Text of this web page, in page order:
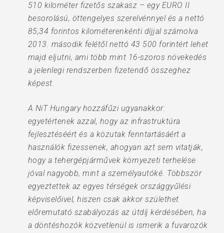
510 kilométer fizetős szakasz – egy EURO II
besorolású, öttengelyes szerelvénnyel és a nettó
85,34 forintos kilométerenkénti díjjal számolva
2013. második felétől nettó 43 500 forintért lehet
majd eljutni, ami több mint 16-szoros növekedés
a jelenlegi rendszerben fizetendő összeghez
képest.
A NiT Hungary hozzáfűzi ugyanakkor:
egyetértenek azzal, hogy az infrastruktúra
fejlesztéséért és a közutak fenntartásáért a
használók fizessenek, ahogyan azt sem vitatják,
hogy a tehergépjárművek környezeti terhelése
jóval nagyobb, mint a személyautóké. Többször
egyeztettek az egyes térségek országgyűlési
képviselőivel, hiszen csak akkor születhet
előremutató szabályozás az útdíj kérdésében, ha
a döntéshozók közvetlenül is ismerik a fuvarozók